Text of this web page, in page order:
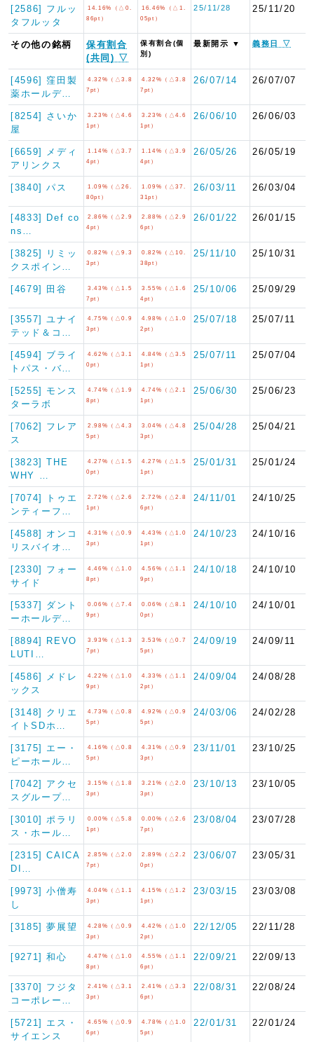
[2586] フルッ
タフルッタ
14.16%（△0.
86pt）
16.46%（△1.
05pt）
25/11/28 25/11/20
その他の銘柄
保有割合
(共同) ▽
保有割合(個
別)
最新開示 ▼ 義務日 ▽
[4596] 窪田製
薬ホールデ…
4.32%（△3.8
7pt）
4.32%（△3.8
7pt）
26/07/14 26/07/07
[8254] さいか
屋
3.23%（△4.6
1pt）
3.23%（△4.6
1pt）
26/06/10 26/06/03
[6659] メディ
アリンクス
1.14%（△3.7
4pt）
1.14%（△3.9
4pt）
26/05/26 26/05/19
[3840] パス
1.09%（△26.
80pt）
1.09%（△37.
31pt）
26/03/11 26/03/04
[4833] Def co
ns…
2.86%（△2.9
4pt）
2.88%（△2.9
6pt）
26/01/22 26/01/15
[3825] リミッ
クスポイン…
0.82%（△9.3
3pt）
0.82%（△10.
38pt）
25/11/10 25/10/31
[4679] 田谷
3.43%（△1.5
7pt）
3.55%（△1.6
4pt）
25/10/06 25/09/29
[3557] ユナイ
テッド＆コ…
4.75%（△0.9
3pt）
4.98%（△1.0
2pt）
25/07/18 25/07/11
[4594] ブライ
トパス・バ…
4.62%（△3.1
0pt）
4.84%（△3.5
1pt）
25/07/11 25/07/04
[5255] モンス
ターラボ
4.74%（△1.9
8pt）
4.74%（△2.1
1pt）
25/06/30 25/06/23
[7062] フレア
ス
2.98%（△4.3
5pt）
3.04%（△4.8
3pt）
25/04/28 25/04/21
[3823] THE
WHY …
4.27%（△1.5
0pt）
4.27%（△1.5
1pt）
25/01/31 25/01/24
[7074] トゥエ
ンティーフ…
2.72%（△2.6
1pt）
2.72%（△2.8
6pt）
24/11/01 24/10/25
[4588] オンコ
リスバイオ…
4.31%（△0.9
3pt）
4.43%（△1.0
1pt）
24/10/23 24/10/16
[2330] フォー
サイド
4.46%（△1.0
8pt）
4.56%（△1.1
9pt）
24/10/18 24/10/10
[5337] ダント
ーホールデ…
0.06%（△7.4
9pt）
0.06%（△8.1
0pt）
24/10/10 24/10/01
[8894] REVO
LUTI…
3.93%（△1.3
7pt）
3.53%（△0.7
5pt）
24/09/19 24/09/11
[4586] メドレ
ックス
4.22%（△1.0
9pt）
4.33%（△1.1
2pt）
24/09/04 24/08/28
[3148] クリエ
イトSDホ…
4.73%（△0.8
5pt）
4.92%（△0.9
5pt）
24/03/06 24/02/28
[3175] エー・
ピーホール…
4.16%（△0.8
5pt）
4.31%（△0.9
3pt）
23/11/01 23/10/25
[7042] アクセ
スグループ…
3.15%（△1.8
3pt）
3.21%（△2.0
3pt）
23/10/13 23/10/05
[3010] ポラリ
ス・ホール…
0.00%（△5.8
1pt）
0.00%（△2.6
7pt）
23/08/04 23/07/28
[2315] CAICA
DI…
2.85%（△2.0
7pt）
2.89%（△2.2
0pt）
23/06/07 23/05/31
[9973] 小僧寿
し
4.04%（△1.1
3pt）
4.15%（△1.2
1pt）
23/03/15 23/03/08
[3185] 夢展望
4.28%（△0.9
3pt）
4.42%（△1.0
2pt）
22/12/05 22/11/28
[9271] 和心
4.47%（△1.0
8pt）
4.55%（△1.1
6pt）
22/09/21 22/09/13
[3370] フジタ
コーポレー…
2.41%（△3.1
3pt）
2.41%（△3.3
6pt）
22/08/31 22/08/24
[5721] エス・
サイエンス
4.65%（△0.9
6pt）
4.78%（△1.0
5pt）
22/01/31 22/01/24